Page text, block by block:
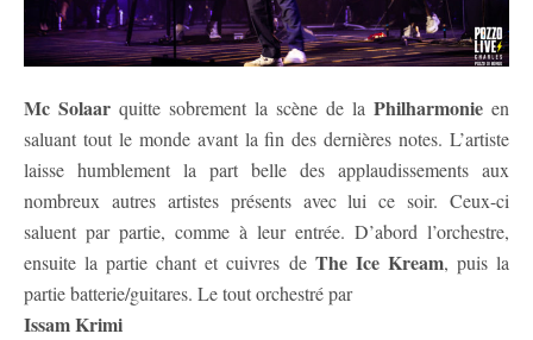
Mc Solaar quitte sobrement la scène de la Philharmonie en
saluant tout le monde avant la fin des dernières notes. L’artiste
laisse humblement la part belle des applaudissements aux
nombreux autres artistes présents avec lui ce soir. Ceux-ci
saluent par partie, comme à leur entrée. D’abord l’orchestre,
ensuite la partie chant et cuivres de The Ice Kream, puis la
partie batterie/guitares. Le tout orchestré par
Issam Krimi